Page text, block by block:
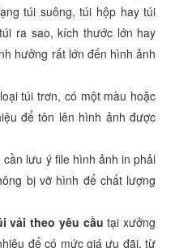
túi suông, túi hộp hay túi
ra sao, kích thước lớn hay
hưởng rất lớn đến hình ảnh
túi trơn, có một màu hoặc
để tôn lên hình ảnh được
lưu ý file hình ảnh in phải
bị vỡ hình để chất lượng
vải theo yêu cầutại xưởng
để có mức giá ưu đãi, từ